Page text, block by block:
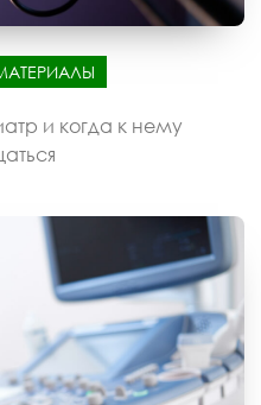
и когда к нему